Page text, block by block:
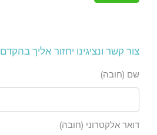
צור קשר ונציגינו יחזור אליך בהקדם
שם (חובה)
דואר אלקטרוני (חובה)